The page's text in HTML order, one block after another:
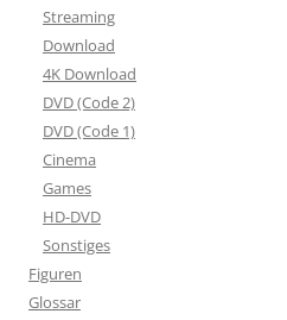
Streaming
Download
4K Download
DVD (Code 2)
DVD (Code 1)
Cinema
Games
HD-DVD
Sonstiges
Figuren
Glossar